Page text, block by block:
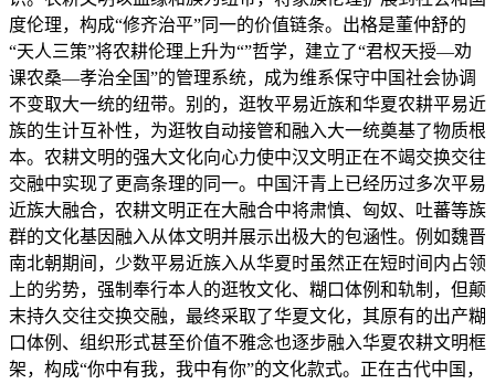
度伦理，构成“修齐治平”同一的价值链条。出格是董仲舒的
“天人三策”将农耕伦理上升为“”哲学，建立了“君权天授—劝
课农桑—孝治全国”的管理系统，成为维系保守中国社会协调
不变取大一统的纽带。别的，逛牧平易近族和华夏农耕平易近
族的生计互补性，为逛牧自动接管和融入大一统奠基了物质根
本。农耕文明的强大文化向心力使中汉文明正在不竭交换交往
交融中实现了更高条理的同一。中国汗青上已经历过多次平易
近族大融合，农耕文明正在大融合中将肃慎、匈奴、吐蕃等族
群的文化基因融入从体文明并展示出极大的包涵性。例如魏晋
南北朝期间，少数平易近族入从华夏时虽然正在短时间内占领
上的劣势，强制奉行本人的逛牧文化、糊口体例和轨制，但颠
末持久交往交换交融，最终采取了华夏文化，其原有的出产糊
口体例、组织形式甚至价值不雅念也逐步融入华夏农耕文明框
架，构成“你中有我，我中有你”的文化款式。正在古代中国，